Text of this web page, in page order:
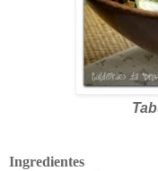
Ingredientes